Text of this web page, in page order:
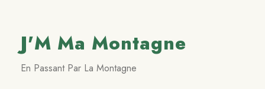
J'M Ma Montagne
En Passant Par La Montagne